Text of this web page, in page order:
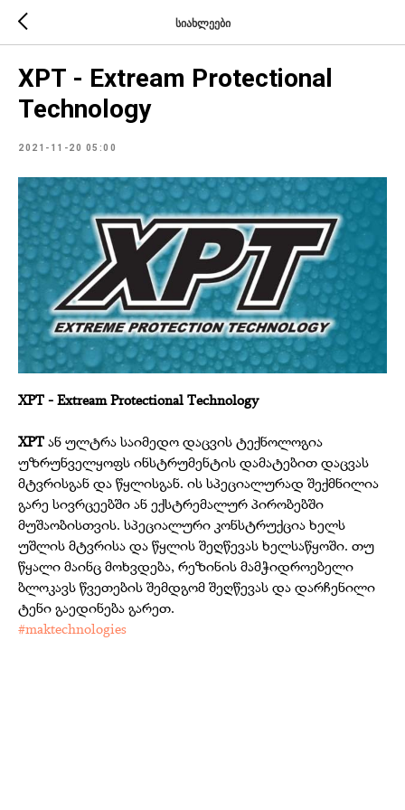
სიახლეები
XPT - Extream Protectional
Technology
2021-11-20 05:00
XPT - Extream Protectional Technology
XPT ან ულტრა საიმედო დაცვის ტექნოლოგია
უზრუნველყოფს ინსტრუმენტის დამატებით დაცვას
მტვრისგან და წყლისგან. ის სპეციალურად შექმნილია
გარე სივრცეებში ან ექსტრემალურ პირობებში
მუშაობისთვის. სპეციალური კონსტრუქცია ხელს
უშლის მტვრისა და წყლის შეღწევას ხელსაწყოში. თუ
წყალი მაინც მოხვდება, რეზინის მამჭიდროებელი
ბლოკავს წვეთების შემდგომ შეღწევას და დარჩენილი
ტენი გაედინება გარეთ.
#maktechnologies